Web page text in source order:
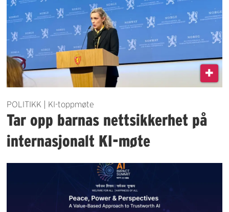
POLITIKK | KI-toppmøte
Tar opp barnas nettsikkerhet på
internasjonalt KI-møte